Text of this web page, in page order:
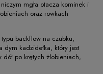
mgła otacza kominek i
oraz rowkach
backflow na czubku,
kadzidełka, który jest
po krętych żłobieniach,